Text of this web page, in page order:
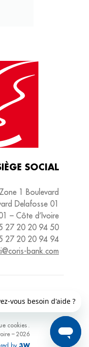
SOCIAL
1 Boulevard
Delafosse 01
– Côte d’Ivoire
27 20 20 94 50
27 20 20 94 94
bank.com
cookies.
– 2026
3W